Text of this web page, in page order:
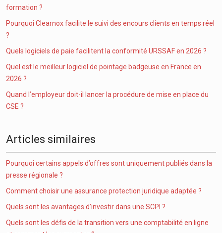
formation ?
Pourquoi Clearnox facilite le suivi des encours clients en temps réel
?
Quels logiciels de paie facilitent la conformité URSSAF en 2026 ?
Quel est le meilleur logiciel de pointage badgeuse en France en
2026 ?
Quand l’employeur doit-il lancer la procédure de mise en place du
CSE ?
Articles similaires
Pourquoi certains appels d’offres sont uniquement publiés dans la
presse régionale ?
Comment choisir une assurance protection juridique adaptée ?
Quels sont les avantages d’investir dans une SCPI ?
Quels sont les défis de la transition vers une comptabilité en ligne